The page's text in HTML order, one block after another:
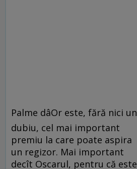
Palme dâOr este, fără nici un
dubiu, cel mai important
premiu la care poate aspira
un regizor. Mai important
decît Oscarul, pentru că este